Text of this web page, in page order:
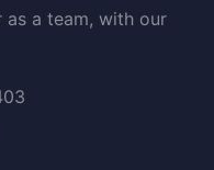
a team, with our